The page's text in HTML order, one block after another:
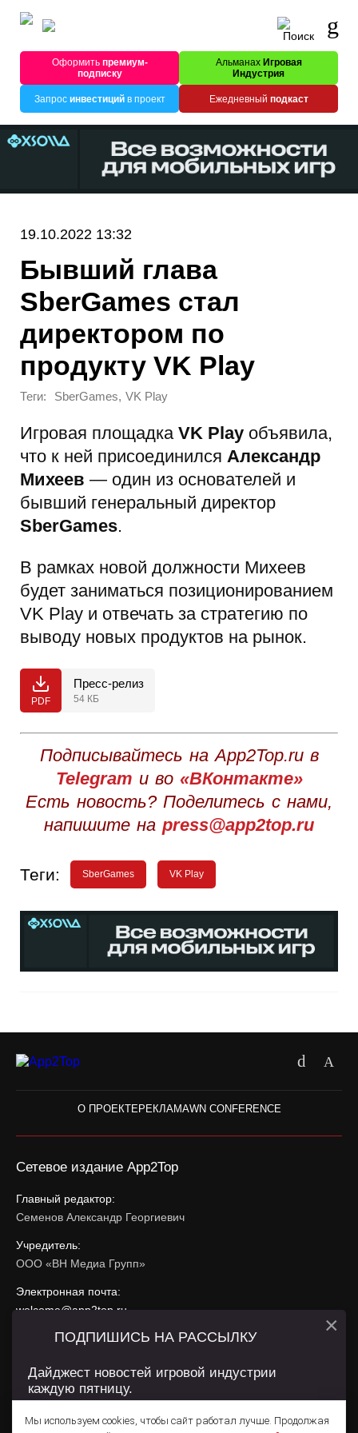
Оформитьпремиум-
подписку
Альманах Игровая
Индустрия
Запрос инвестицийв проект Ежедневный подкаст
19.10.2022 13:32
Бывший глава
SberGames стал
директором по
продукту VK Play
Теги: SberGames, VK Play
Игровая площадка VK Play объявила,
что к ней присоединился Александр
Михеев — один из основателей и
бывший генеральный директор
SberGames.
В рамках новой должности Михеев
будет заниматься позиционированием
VK Play и отвечать за стратегию по
выводу новых продуктов на рынок.
PDF
Пресс-релиз
54 КБ
Подписывайтесь на App2Top.ru в
Telegram и во «ВКонтакте»
Есть новость? Поделитесь с нами,
напишите на press@app2top.ru
Теги: SberGames VK Play
О ПРОЕКТЕРЕКЛАМАWN CONFERENCE
Сетевое издание App2Top
Главный редактор:
Семенов Александр Георгиевич
Учредитель:
ООО «ВН Медиа Групп»
Электронная почта:
welcome@app2top.ru
При использовании материалов активная ссылка на
Сайт использует IP адреса, cookie, данные геолокации
использования содержатся вПолитике конфиденциальностии
Мы используем cookies, чтобы сайт работал лучше. Продолжая
ПОДПИШИСЬ НА РАССЫЛКУ
Дайджест новостей игровой индустрии
каждую пятницу.
×